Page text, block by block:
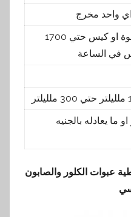
واحد مخرج
من 800 عبوة او كيس حتي 1700
في الساعة
او ما يعادله بالجنيه
عبوات الكلور والصابون